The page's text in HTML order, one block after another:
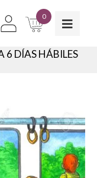
0
6 DÍAS HÁBILES